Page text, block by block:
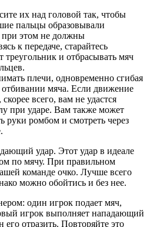
их над головой так, чтобы
пальцы образовывали
при этом не должны
к передаче, старайтесь
треугольник и отбрасывать мяч
плечи, одновременно сгибая
отбивании мяча. Если движение
всего, вам не удастся
при ударе. Вам также может
руки ромбом и смотреть через
удар. Этот удар в идеале
по мячу. При правильном
команде очко. Лучше всего
можно обойтись и без нее.
один игрок подает мяч,
игрок выполняет нападающий
его отразить. Повторяйте это